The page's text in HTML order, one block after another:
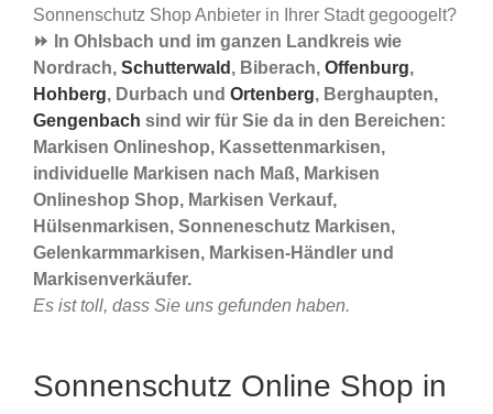
Sonnenschutz Shop Anbieter in Ihrer Stadt gegoogelt?
⏩ In Ohlsbach und im ganzen Landkreis wie
Nordrach, Schutterwald , Biberach, Offenburg,
Hohberg, Durbach und Ortenberg, Berghaupten,
Gengenbach sind wir für Sie da in den Bereichen:
Markisen Onlineshop, Kassettenmarkisen,
individuelle Markisen nach Maß, Markisen
Onlineshop Shop, Markisen Verkauf,
Hülsenmarkisen, Sonneneschutz Markisen,
Gelenkarmmarkisen, Markisen-Händler und
Markisenverkäufer.
Es ist toll, dass Sie uns gefunden haben.
Sonnenschutz Online Shop in